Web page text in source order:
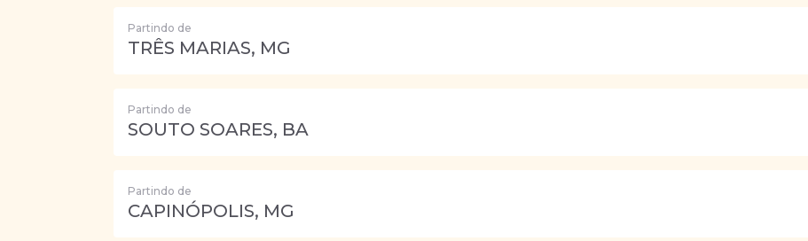
Partindo de
TRÊS MARIAS, MG
Partindo de
SOUTO SOARES, BA
Partindo de
CAPINÓPOLIS, MG